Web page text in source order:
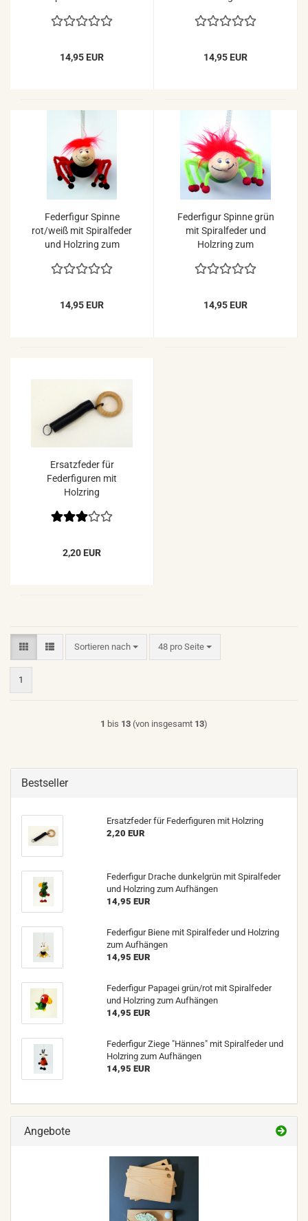
Aufhängen
14,95 EUR 14,95 EUR
Federfigur Spinne
rot/weiß mit Spiralfeder
und Holzring zum
14,95 EUR
Federfigur Spinne grün
mit Spiralfeder und
Holzring zum
14,95 EUR
Ersatzfeder für
Federfiguren mit
Holzring
2,20 EUR
Sortieren nach
Sortieren nach 48 pro Seite
pro Seite
1
1 bis 13 (von insgesamt 13)
Bestseller
Ersatzfeder für Federfiguren mit Holzring
2,20 EUR
Federfigur Drache dunkelgrün mit Spiralfeder
und Holzring zum Aufhängen
14,95 EUR
Federfigur Biene mit Spiralfeder und Holzring
zum Aufhängen
14,95 EUR
Federfigur Papagei grün/rot mit Spiralfeder
und Holzring zum Aufhängen
14,95 EUR
Federfigur Ziege "Hännes" mit Spiralfeder und
Holzring zum Aufhängen
14,95 EUR
Angebote